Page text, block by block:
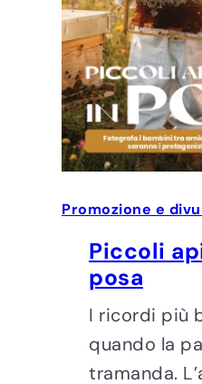
Promozione e
Piccoli
posa
I ricordi più
quando la
tramanda.